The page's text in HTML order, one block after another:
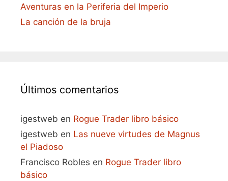
Aventuras en la Periferia del Imperio
La canción de la bruja
Últimos comentarios
igestweb en Rogue Trader libro básico
igestweb en Las nueve virtudes de Magnus
el Piadoso
Francisco Robles en Rogue Trader libro
básico